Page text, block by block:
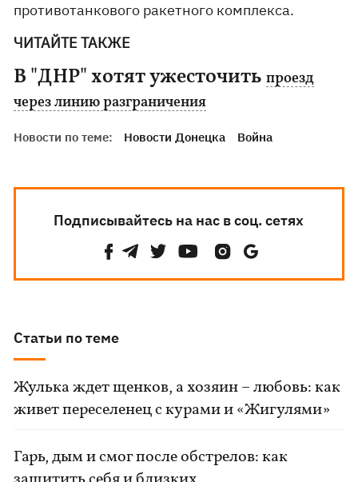
противотанкового ракетного комплекса.
ЧИТАЙТЕ ТАКЖЕ
В "ДНР" хотят ужесточитьпроезд
через линию разграничения
Новости по теме: Новости Донецка Война
Подписывайтесь на нас в соц. сетях
Статьи по теме
Жулька ждет щенков, а хозяин – любовь: как
живет переселенец с курами и «Жигулями»
Гарь, дым и смог после обстрелов: как